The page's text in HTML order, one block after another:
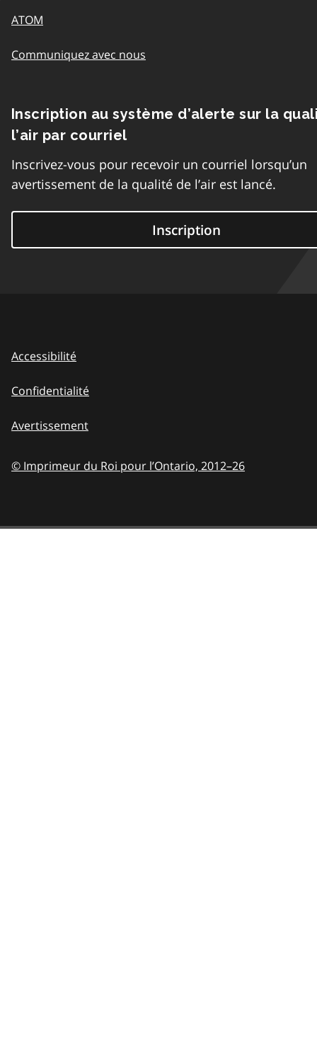
ATOM
Communiquez avec nous
Inscription au système d’alerte sur la
l’air par courriel
Inscrivez-vous pour recevoir un courriel lorsqu’un
avertissement de la qualité de l’air est lancé.
Inscription
Accessibilité
Confidentialité
Avertissement
© Imprimeur du Roi pour l’Ontario, 2012–26